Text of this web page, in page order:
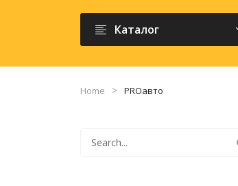
Каталог
Home PROавто